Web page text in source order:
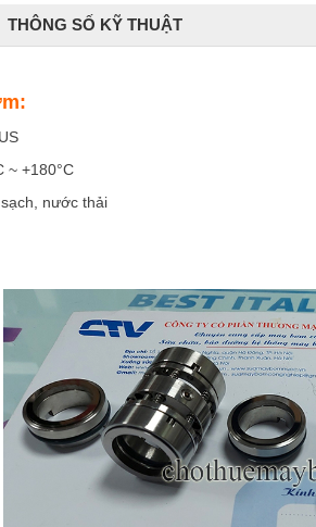
THÔNG SỐ KỸ THUẬT
~ +180°C
nước thải